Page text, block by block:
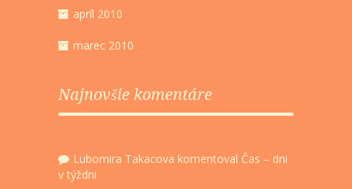
apríl 2010
marec 2010
Najnovšie komentáre
Lubomira Takacova komentoval Čas – dni
v týždni